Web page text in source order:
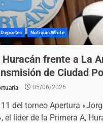
Deportes Noticias White
Huracán frente a La
de Ciudad
05/06/2026
del torneo Apertura
el líder de la Primera A,